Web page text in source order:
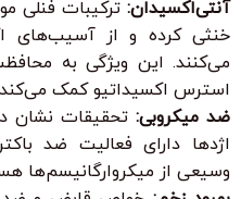
آنتی‌اکسیدان: ترکیبات فنلی
خنثی کرده و از آسیب‌های
می‌کنند. این ویژگی به
استرس اکسیداتیو کمک
ضد میکروبی: تحقیقات نشان
اژدها دارای فعالیت ضد
وسیعی از میکروارگانیسم‌ها